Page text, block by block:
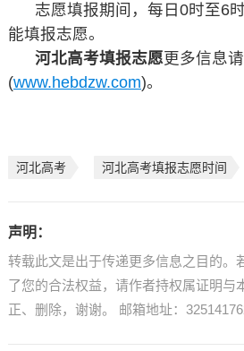
志愿填报期间，每日0时至6
能填报志愿。
河北高考填报志愿更多信息
(www.hebdzw.com)。
河北高考 河北高考填报志愿时间
声明：
转载此文是出于传递更多信息之目的。
了您的合法权益，请作者持权属证明与
正、删除，谢谢。 邮箱地址：